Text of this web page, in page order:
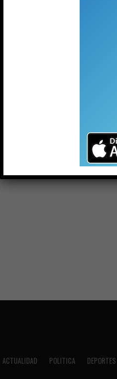
ACTUALIDAD POLITICA DEPORTES